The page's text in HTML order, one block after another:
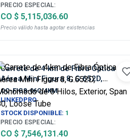
PRECIO ESPECIAL:
CO $ 5,115,036.60
Precio válido hasta agotar existencias
Carrete de 4 km de Fibra Óptica
Aérea Mini Figura 8, G.652D,
Monomodo de 6 Hilos, Exterior, Span
80, Loose Tube
OC-FIG8-06C/4KM
LINKEDPRO
STOCK DISPONIBLE: 1
PRECIO ESPECIAL:
CO $ 7,546,131.40